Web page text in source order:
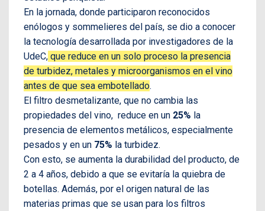
En la jornada, donde participaron reconocidos
enólogos y sommelieres del país, se dio a conocer
la tecnología desarrollada por investigadores de la
UdeC, que reduce en un solo proceso la presencia
de turbidez, metales y microorganismos en el vino
antes de que sea embotellado.
El filtro desmetalizante, que no cambia las
propiedades del vino, reduce en un 25% la
presencia de elementos metálicos, especialmente
pesados y en un 75% la turbidez.
Con esto, se aumenta la durabilidad del producto, de
2 a 4 años, debido a que se evitaría la quiebra de
botellas. Además, por el origen natural de las
materias primas que se usan para los filtros